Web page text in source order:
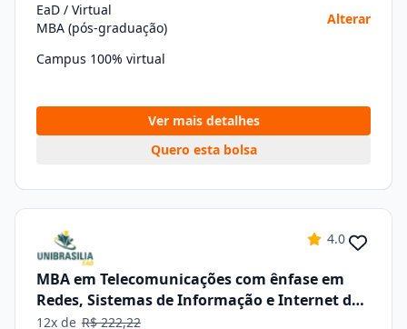
EaD / Virtual
MBA (pós-graduação)
Alterar
Campus 100% virtual
Ver mais detalhes
Quero esta bolsa
4.0
MBA em Telecomunicações com ênfase em
Redes, Sistemas de Informação e Internet das
Coisas –iot
12x de R$ 222,22